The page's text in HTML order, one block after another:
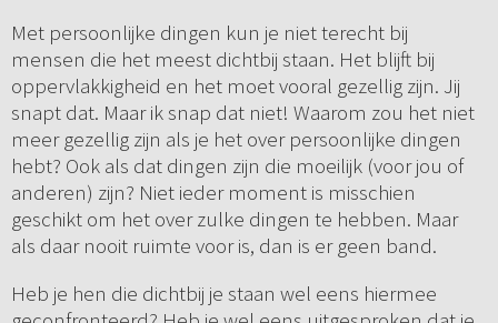
Met persoonlijke dingen kun je niet terecht bij
mensen die het meest dichtbij staan. Het blijft bij
oppervlakkigheid en het moet vooral gezellig zijn. Jij
snapt dat. Maar ik snap dat niet! Waarom zou het niet
meer gezellig zijn als je het over persoonlijke dingen
hebt? Ook als dat dingen zijn die moeilijk (voor jou of
anderen) zijn? Niet ieder moment is misschien
geschikt om het over zulke dingen te hebben. Maar
als daar nooit ruimte voor is, dan is er geen band.
Heb je hen die dichtbij je staan wel eens hiermee